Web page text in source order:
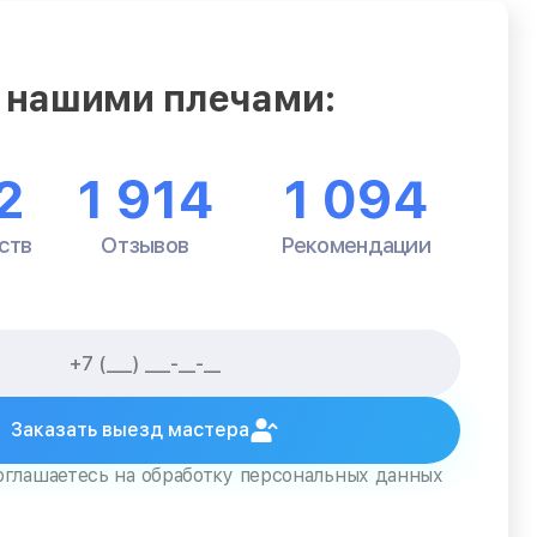
нашими плечами:
1 914
Отзывов
1 094
Рекомендации
Заказать выезд мастера
на обработку персональных данных